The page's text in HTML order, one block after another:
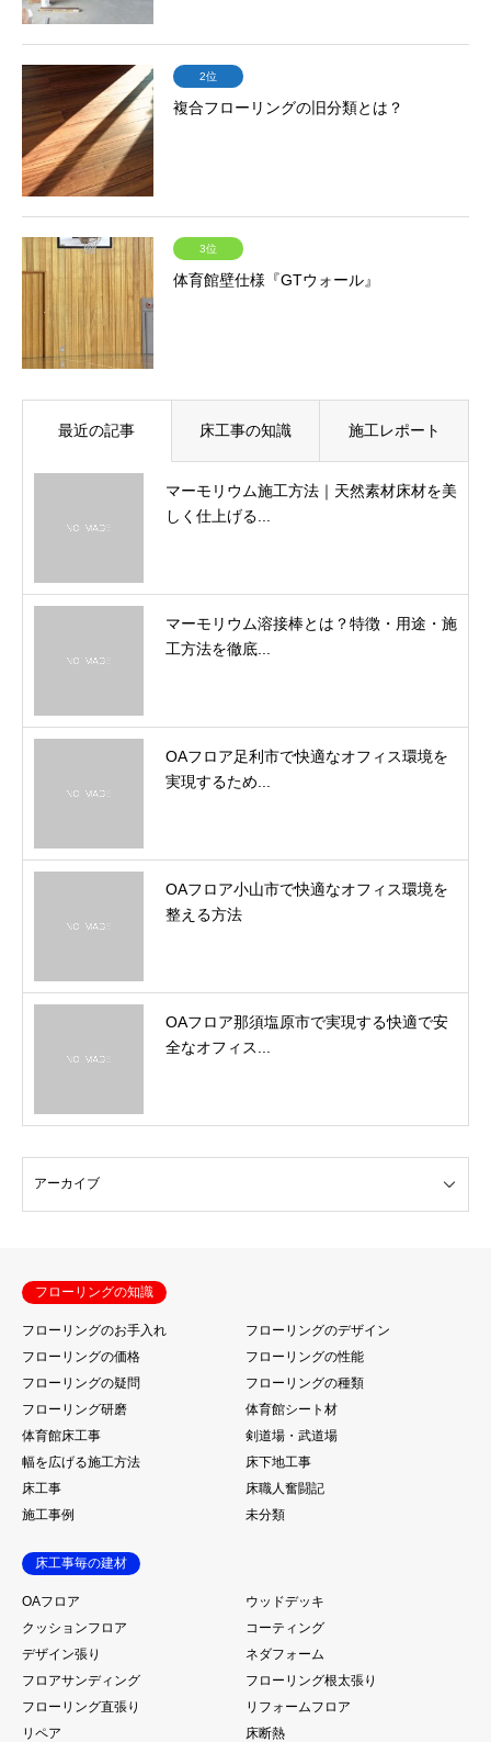
2位
複合フローリングの旧分類とは？
3位
体育館壁仕様『GTウォール』
最近の記事 床工事の知識 施工レポート
マーモリウム施工方法｜天然素材床材を美
しく仕上げる...
マーモリウム溶接棒とは？特徴・用途・施
工方法を徹底...
OAフロア足利市で快適なオフィス環境を
実現するため...
OAフロア小山市で快適なオフィス環境を
整える方法
OAフロア那須塩原市で実現する快適で安
全なオフィス...
フローリングの知識
フローリングのお手入れ
フローリングのデザイン
フローリングの価格
フローリングの性能
フローリングの疑問
フローリングの種類
フローリング研磨
体育館シート材
体育館床工事
剣道場・武道場
幅を広げる施工方法
床下地工事
床工事
床職人奮闘記
施工事例
未分類
床工事毎の建材
OAフロア
ウッドデッキ
クッションフロア
コーティング
デザイン張り
ネダフォーム
フロアサンディング
フローリング根太張り
フローリング直張り
リフォームフロア
リペア
床断熱